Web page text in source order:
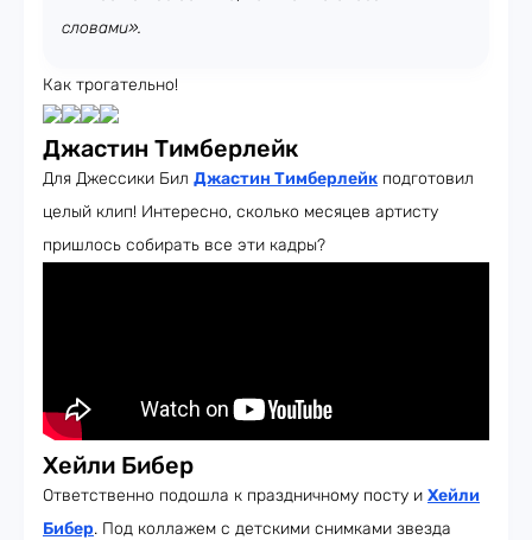
словами».
Как трогательно!
Джастин Тимберлейк
Для Джессики Бил Джастин Тимберлейк подготовил
целый клип! Интересно, сколько месяцев артисту
пришлось собирать все эти кадры?
Хейли Бибер
Ответственно подошла к праздничному посту и Хейли
Бибер. Под коллажем с детскими снимками звезда